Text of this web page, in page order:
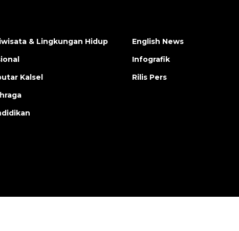
& Lingkungan Hidup
Kalsel
English News
Infografik
Rilis Pers